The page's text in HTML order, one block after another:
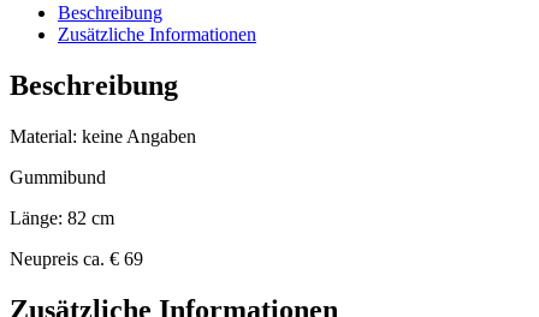
Menge
Beschreibung
Zusätzliche Informationen
Beschreibung
Material: keine Angaben
Gummibund
Länge: 82 cm
Neupreis ca. € 69
Zusätzliche Informationen